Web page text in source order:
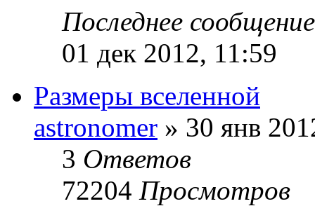
Последнее
01 дек 2012, 11:59
Размеры вселенной
astronomer » 30 янв
3 Ответов
72204 Просмотров